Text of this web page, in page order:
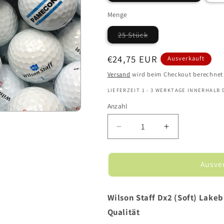
ausverkauft
verfügbar
Menge
25 Stück
Variante
ausverkauft
oder
nicht
Normaler
Preis
€24,75 EUR
Ausverkauft
Versand wird beim Checkout berechnet
LIEFERZEIT 1 - 3 WERKTAGE INNERHALB
Anzahl
Verringere
die
Menge
Wilson
Dx2
(Soft)
-
Erhöhe
die
Menge
Wilson
Dx2
Wilson Staff Dx2 (Soft)
Qualität